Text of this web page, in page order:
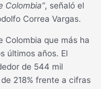
Colombia”, señaló el
Correa Vargas.
Colombia que más ha
últimos años. El
de 544 mil
218% frente a cifras